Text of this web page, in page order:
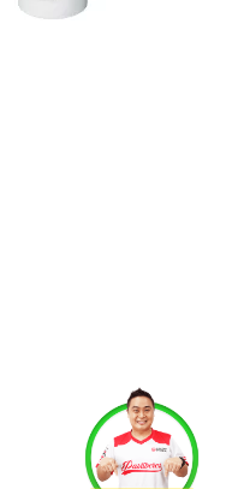
About Us